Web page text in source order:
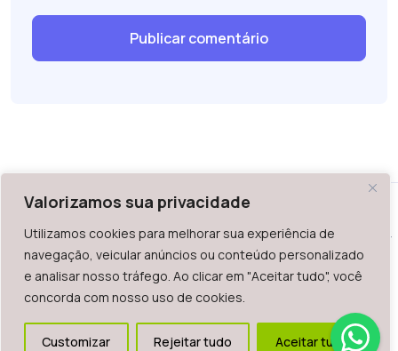
Valorizamos sua privacidade
Utilizamos cookies para melhorar sua experiência de
navegação, veicular anúncios ou conteúdo personalizado
e analisar nosso tráfego. Ao clicar em "Aceitar tudo", você
concorda com nosso uso de cookies.
Customizar Rejeitar tudo Aceitar tudo
WAZ - Av. do Contorno 2939, lojas 1 a 7, Belo Horizonte, MG -
Brasil. CEP: 30.110-013
Telefone: +55 (31) 2126-6666 | CNPJ: 06.036.939/0001-92
2023.
Todos os direitos reservados. É vetada a reprodução, total